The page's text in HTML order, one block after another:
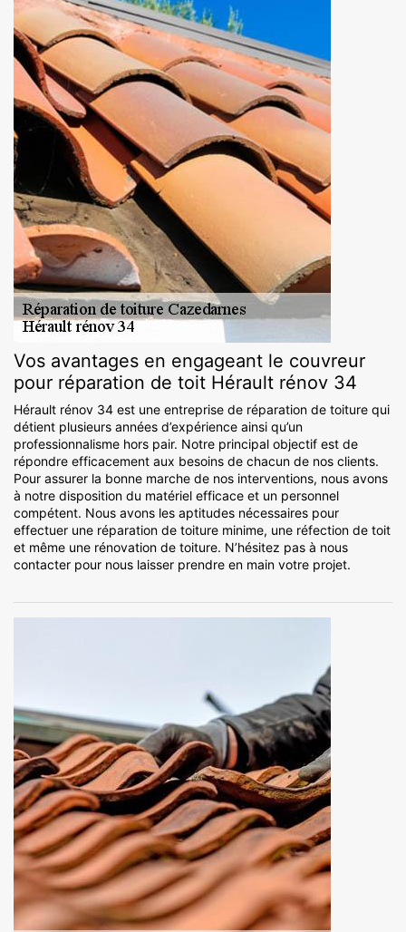
Vos avantages en engageant le couvreur
pour réparation de toit Hérault rénov 34
Hérault rénov 34 est une entreprise de réparation de toiture qui
détient plusieurs années d’expérience ainsi qu’un
professionnalisme hors pair. Notre principal objectif est de
répondre efficacement aux besoins de chacun de nos clients.
Pour assurer la bonne marche de nos interventions, nous avons
à notre disposition du matériel efficace et un personnel
compétent. Nous avons les aptitudes nécessaires pour
effectuer une réparation de toiture minime, une réfection de toit
et même une rénovation de toiture. N’hésitez pas à nous
contacter pour nous laisser prendre en main votre projet.